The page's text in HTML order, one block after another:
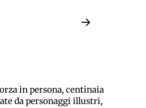
in persona, centinaia
da personaggi illustri,